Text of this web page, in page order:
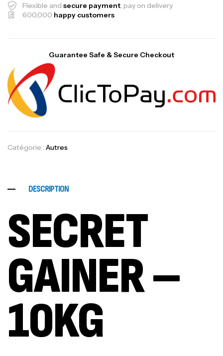
Flexible and secure payment, pay on delivery
600,000 happy customers
Guarantee Safe & Secure Checkout
Catégorie : Autres
DESCRIPTION
SECRET
GAINER–
10KG